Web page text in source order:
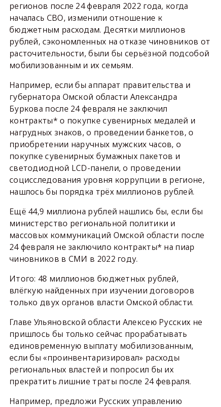
регионов после 24 февраля 2022 года, когда
началась СВО, изменили отношение к
бюджетным расходам. Десятки миллионов
рублей, сэкономленных на отказе чиновников от
расточительности, были бы серьёзной подсобой
мобилизованным и их семьям.
Например, если бы аппарат правительства и
губернатора Омской области Александра
Буркова после 24 февраля не заключил
контракты* о покупке сувенирных медалей и
нагрудных знаков, о проведении банкетов, о
приобретении наручных мужских часов, о
покупке сувенирных бумажных пакетов и
светодиодной LCD-панели, о проведении
социсследования уровня коррупции в регионе,
нашлось бы порядка трёх миллионов рублей.
Ещё 44,9 миллиона рублей нашлись бы, если бы
министерство региональной политики и
массовых коммуникаций Омской области после
24 февраля не заключило контракты* на пиар
чиновников в СМИ в 2022 году.
Итого: 48 миллионов бюджетных рублей,
влёгкую найденных при изучении договоров
только двух органов власти Омской области.
Главе Ульяновской области Алексею Русских не
пришлось бы только сейчас прорабатывать
единовременную выплату мобилизованным,
если бы «проинвентаризировал» расходы
региональных властей и попросил бы их
прекратить лишние траты после 24 февраля.
Например, предложи Русских управлению